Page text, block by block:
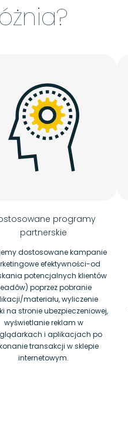
programy
partnerskie
dostosowane kampanie
efektywności-od
potencjalnych klientów
poprzez pobranie
materiału, wyliczenie
na stronie ubezpieczeniowej,
wyświetlanie reklam w
i aplikacjach po
transakcji w sklepie
internetowym.